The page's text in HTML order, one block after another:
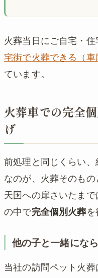
火葬当日にご自宅・
宅街で火葬できる（車
ています。
火葬車での完全
げ
前処理と同じくらい
なのが、火葬そのもの
天国への扉さいたま
の中で完全個別火葬を
他の子と一緒にな
当社の訪問ペット火